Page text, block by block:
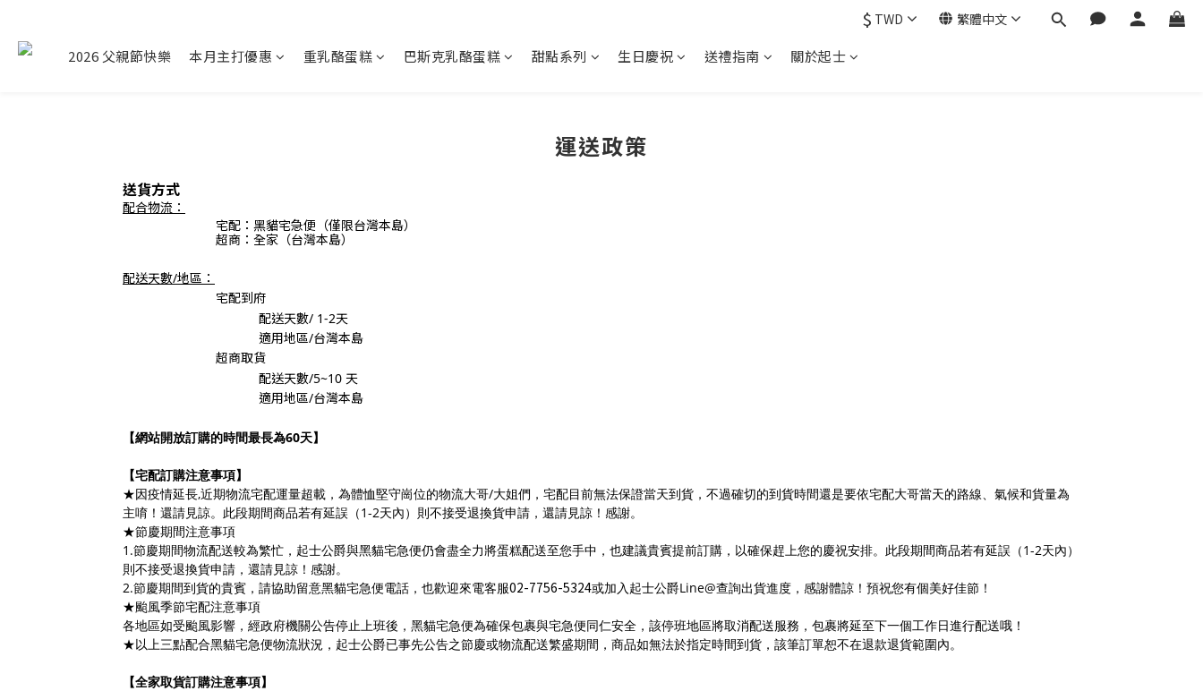
$ TWD 繁體中文
2026 父親節快樂 本月主打優惠 重乳酪蛋糕 巴斯克乳酪蛋糕 甜點系列 生日慶祝 送禮指南 關於起士
運送政策
送貨方式
配合物流：
宅配： 黑貓宅急便 （僅限台灣本島）
超商：全家（台灣本島）
配送天數/地區：
宅配到府
配送天數/ 1-2天
適用地區/台灣本島
超商取貨
配送天數/5~10 天
適用地區/台灣本島
【網站開放訂購的時間最長為60天】
【宅配訂購注意事項】
★因疫情延長,近期物流宅配運量超載，為體恤堅守崗位的物流大哥/大姐們，宅配目前無法保證當天到貨，不過確切的到貨時間還是要依宅配大哥當天的路線、氣候和貨量為
主唷！還請見諒。此段期間商品若有延誤（1-2天內）則不接受退換貨申請，還請見諒！感謝。
★節慶期間注意事項
1.節慶期間物流配送較為繁忙，起士公爵與黑貓宅急便仍會盡全力將蛋糕配送至您手中，也建議貴賓提前訂購，以確保趕上您的慶祝安排。此段期間商品若有延誤（1-2天內）
則不接受退換貨申請，還請見諒！感謝。
2.節慶期間到貨的貴賓，請協助留意黑貓宅急便電話，也歡迎來電客服02-7756-5324或加入起士公爵Line@查詢出貨進度，感謝體諒！預祝您有個美好佳節！
★颱風季節宅配注意事項
各地區如受颱風影響，經政府機關公告停止上班後，黑貓宅急便為確保包裹與宅急便同仁安全，該停班地區將取消配送服務，包裹將延至下一個工作日進行配送哦！
★以上三點配合黑貓宅急便物流狀況，起士公爵已事先公告之節慶或物流配送繁盛期間，商品如無法於指定時間到貨，該筆訂單恕不在退款退貨範圍內。
【全家取貨訂購注意事項】